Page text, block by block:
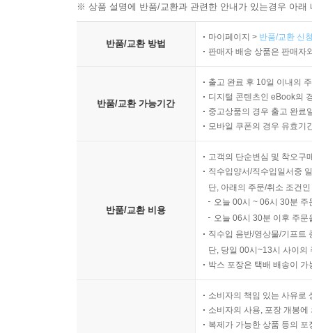
※ 상품 설명에 반품/교환과 관련한 안내가 있는경우 아
반품/교환 방법
마이페이지 > 반품/교환 신
판매자 배송 상품은 판매자
반품/교환 가능기간
출고 완료 후 10일 이내의
디지털 콘텐츠인 eBook의
중고상품의 경우 출고 완료
모바일 쿠폰의 경우 유효기
반품/교환 비용
고객의 단순변심 및 착오구
직수입양서/직수입일서중
단, 아래의 주문/취소 조건
오늘 00시 ~ 06시 30분
오늘 06시 30분 이후 주
직수입 음반/영상물/기프트
단, 당일 00시~13시 사이의
박스 포장은 택배 배송이
소비자의 책임 있는 사유로
소비자의 사용, 포장 개봉
복제가 가능한 상품 등의